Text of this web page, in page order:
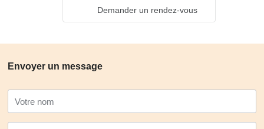
Demander un rendez-vous
Envoyer un message